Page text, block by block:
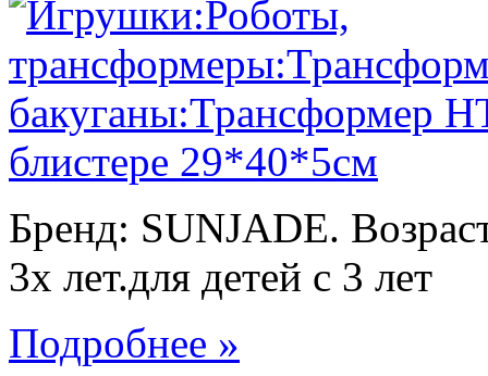
Бренд: SUNJADE.
3х лет.для детей с 3 лет
Подробнее »